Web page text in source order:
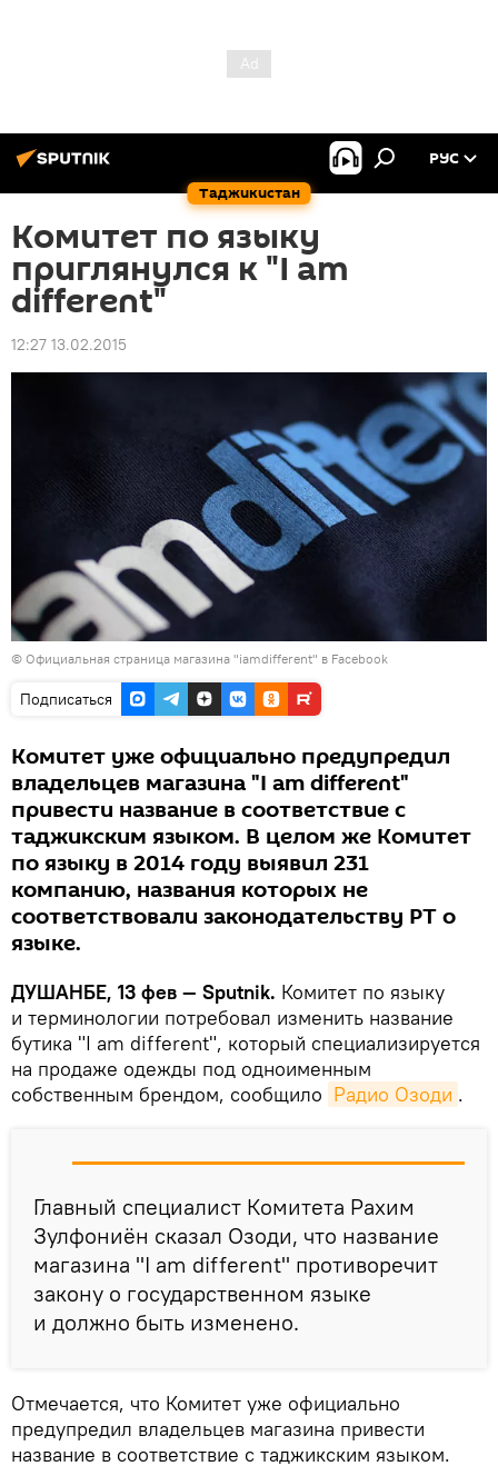
Таджикистан
РУС
Комитет по языку
приглянулся к "I am
different"
12:27 13.02.2015
© Официальная страница магазина "iamdifferent" в Facebook
Подписаться
Комитет уже официально предупредил
владельцев магазина "I am different"
привести название в соответствие с
таджикским языком. В целом же Комитет
по языку в 2014 году выявил 231
компанию, названия которых не
соответствовали законодательству РТ о
языке.
ДУШАНБЕ, 13 фев — Sputnik. Комитет по языку
и терминологии потребовал изменить название
бутика "I am different", который специализируется
на продаже одежды под одноименным
собственным брендом, сообщило Радио Озоди .
Главный специалист Комитета Рахим
Зулфониён сказал Озоди, что название
магазина "I am different" противоречит
закону о государственном языке
и должно быть изменено.
Отмечается, что Комитет уже официально
предупредил владельцев магазина привести
название в соответствие с таджикским языком.